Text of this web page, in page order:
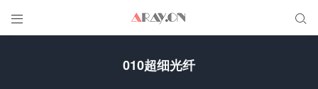
 
010超细光纤